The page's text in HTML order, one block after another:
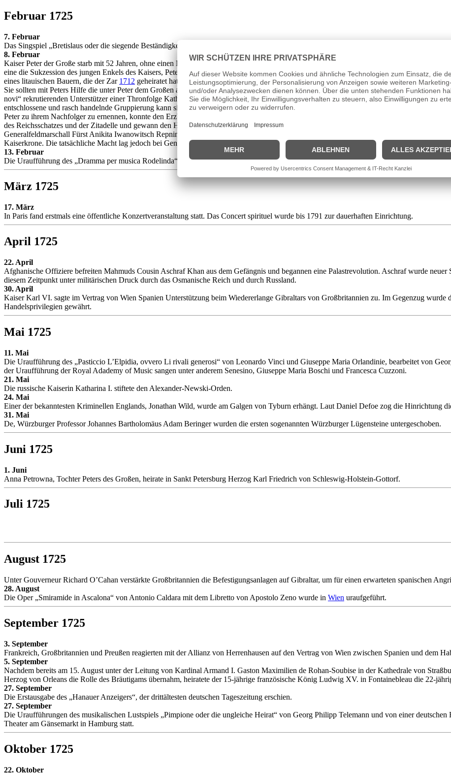
Februar 1725
7. Februar
Das Singspiel „Bretislaus oder die siegende Beständigkeit“ von Reinhard Keiser wurde am Theater am Gänsemarkt in Hamburg uraufgeführt.
8. Februar
Kaiser Peter der Große starb mit 52 Jahren, ohne einen Nachfolger benannt zu haben. Da sich sein Tod schon seit Jahresbeginn abgezeichnet
eine die Sukzession des jungen Enkels des Kaisers, Peter Alexejewitsch, die andere hingegen die Thronerhebung der Witwe des Kaisers
eines litauischen Bauern, die der Zar 1712 geheiratet hatte. Zur ersten Gruppe gehörten Mitglieder alter russischer Adelsgeschlechter, die
Sie sollten mit Peters Hilfe die unter Peter dem Großen aufgestiegenen „homines novi“ stürzen und den ehemaligen Einfluss der Bojaren
novi“ rekrutierenden Unterstützer einer Thronfolge Katharinas führte Alexander Menschikow, der russische Adelige Pjotr Andrejewitsch
entschlossene und rasch handelnde Gruppierung kann sich, da Menschikow Befehlshaber des ersten Garderegiments und
Peter zu ihrem Nachfolger zu ernennen, konnte den Erzbischof von Nowgorod, Theodosius III. Janowskij, der an der Spitze des Klerus stand,
des Reichsschatzes und der Zitadelle und gewann den Heiligen Synod, die kaiserliche Leibwache und zahlreich Große für sich. Die beiden
Generalfeldmarschall Fürst Anikita Iwanowitsch Repnin gelang es nicht, Menschikow an der Ausführung seiner Pläne zu hindern. Noch am
Kaiserkrone. Die tatsächliche Macht lag jedoch bei General Menschikow.
13. Februar
Die Uraufführung des „Dramma per musica Rodelinda“ von Georg Friedrich Händel fand mit großem Erfolg an der Royal Academy of Music
März 1725
17. März
In Paris fand erstmals eine öffentliche Konzertveranstaltung statt. Das Concert spirituel wurde bis 1791 zur dauerhaften Einrichtung.
April 1725
22. April
Afghanische Offiziere befreiten Mahmuds Cousin Aschraf Khan aus dem Gefängnis und begannen eine Palastrevolution. Aschraf wurde
diesem Zeitpunkt unter militärischen Druck durch das Osmanische Reich und durch Russland.
30. April
Kaiser Karl VI. sagte im Vertrag von Wien Spanien Unterstützung beim Wiedererlange Gibraltars von Großbritannien zu. Im Gegenzug wurde
Handelsprivilegien gewährt.
Mai 1725
11. Mai
Die Uraufführung des „Pasticcio L’Elpidia, ovvero Li rivali generosi“ von Leonardo Vinci und Giuseppe Maria Orlandinie, bearbeitet von
der Uraufführung der Royal Adademy of Music sangen unter anderem Senesino, Giuseppe Maria Boschi und Francesca Cuzzoni.
21. Mai
Die russische Kaiserin Katharina I. stiftete den Alexander-Newski-Orden.
24. Mai
Einer der bekanntesten Kriminellen Englands, Jonathan Wild, wurde am Galgen von Tyburn erhängt. Laut Daniel Defoe zog die Hinrichtung
31. Mai
De, Würzburger Professor Johannes Bartholomäus Adam Beringer wurden die ersten sogenannten Würzburger Lügensteine untergeschoben.
Juni 1725
1. Juni
Anna Petrowna, Tochter Peters des Großen, heirate in Sankt Petersburg Herzog Karl Friedrich von Schleswig-Holstein-Gottorf.
Juli 1725
August 1725
Unter Gouverneur Richard O’Cahan verstärkte Großbritannien die Befestigungsanlagen auf Gibraltar, um für einen erwarteten spanischen
28. August
Die Oper „Smiramide in Ascalona“ von Antonio Caldara mit dem Libretto von Apostolo Zeno wurde in Wien uraufgeführt.
September 1725
3. September
Frankreich, Großbritannien und Preußen reagierten mit der Allianz von Herrenhausen auf den Vertrag von Wien zwischen Spanien und dem
5. September
Nachdem bereits am 15. August unter der Leitung von Kardinal Armand I. Gaston Maximilien de Rohan-Soubise in der Kathedrale von
Herzog von Orleans die Rolle des Bräutigams übernahm, heiratete der 15-jährige französische König Ludwig XV. in Fontainebleau die 22-
27. September
Die Erstausgabe des „Hanauer Anzeigers“, der drittältesten deutschen Tageszeitung erschien.
27. September
Die Uraufführungen des musikalischen Lustspiels „Pimpione oder die ungleiche Heirat“ von Georg Philipp Telemann und von einer
Theater am Gänsemarkt in Hamburg statt.
Oktober 1725
22. Oktober